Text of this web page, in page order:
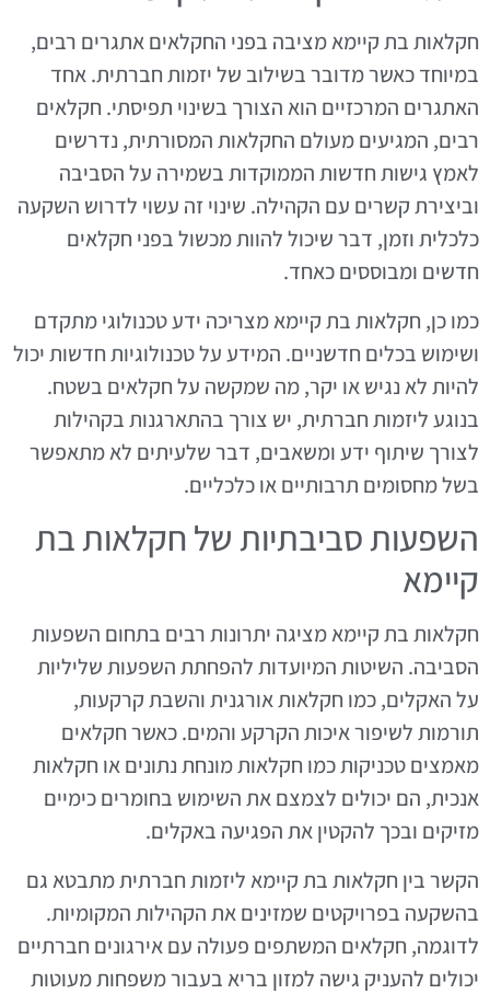
חקלאות בת קיימא מציבה בפני החקלאים אתגרים רבים,
במיוחד כאשר מדובר בשילוב של יזמות חברתית. אחד
האתגרים המרכזיים הוא הצורך בשינוי תפיסתי. חקלאים
רבים, המגיעים מעולם החקלאות המסורתית, נדרשים
לאמץ גישות חדשות הממוקדות בשמירה על הסביבה
וביצירת קשרים עם הקהילה. שינוי זה עשוי לדרוש השקעה
כלכלית וזמן, דבר שיכול להוות מכשול בפני חקלאים
חדשים ומבוססים כאחד.
כמו כן, חקלאות בת קיימא מצריכה ידע טכנולוגי מתקדם
ושימוש בכלים חדשניים. המידע על טכנולוגיות חדשות יכול
להיות לא נגיש או יקר, מה שמקשה על חקלאים בשטח.
בנוגע ליזמות חברתית, יש צורך בהתארגנות בקהילות
לצורך שיתוף ידע ומשאבים, דבר שלעיתים לא מתאפשר
בשל מחסומים תרבותיים או כלכליים.
השפעות סביבתיות של חקלאות בת
קיימא
חקלאות בת קיימא מציגה יתרונות רבים בתחום השפעות
הסביבה. השיטות המיועדות להפחתת השפעות שליליות
על האקלים, כמו חקלאות אורגנית והשבת קרקעות,
תורמות לשיפור איכות הקרקע והמים. כאשר חקלאים
מאמצים טכניקות כמו חקלאות מונחת נתונים או חקלאות
אנכית, הם יכולים לצמצם את השימוש בחומרים כימיים
מזיקים ובכך להקטין את הפגיעה באקלים.
הקשר בין חקלאות בת קיימא ליזמות חברתית מתבטא גם
בהשקעה בפרויקטים שמזינים את הקהילות המקומיות.
לדוגמה, חקלאים המשתפים פעולה עם אירגונים חברתיים
יכולים להעניק גישה למזון בריא בעבור משפחות מעוטות